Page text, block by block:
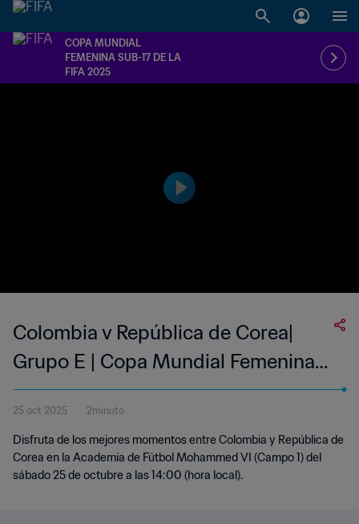
COPA MUNDIAL
FEMENINA SUB-17 DE LA
FIFA 2025
Colombia v República de Corea|
Grupo E | Copa Mundial Femenina
Sub-17 de la FIFA Marruecos 2025™
| Resumen
25 oct 2025 2minuto
Disfruta de los mejores momentos entre Colombia y República de
Corea en la Academia de Fútbol Mohammed VI (Campo 1) del
sábado 25 de octubre a las 14:00 (hora local).